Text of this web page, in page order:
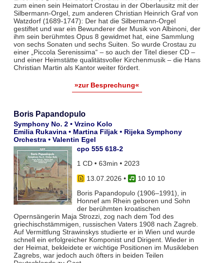
zum einen sein Heimatort Crostau in der Oberlausitz mit der
Silbermann-Orgel, zum anderen Christian Heinrich Graf von
Watzdorf (1689-1747): Der hat die Silbermann-Orgel
gestiftet und war ein Bewunderer der Musik von Albinoni, der
ihm sein berühmtes Opus 8 gewidmet hat, eine Sammlung
von sechs Sonaten und sechs Suiten. So wurde Crostau zu
einer „Piccola Serenissima“ – so auch der Titel dieser CD –
und einer Heimstätte qualitätsvoller Kirchenmusik – die Hans
Christian Martin als Kantor weiter fördert.
»zur Besprechung«
Boris Papandopulo
Symphony No. 2 • Vrzino Kolo
Emilia Rukavina • Martina Filjak • Rijeka Symphony
Orchestra • Valentin Egel
cpo 555 618-2
1 CD • 63min • 2023
13.07.2026 •
10 10 10
Boris Papandopulo (1906–1991), in
Honnef am Rhein geboren und Sohn
der berühmten kroatischen
Opernsängerin Maja Strozzi, zog nach dem Tod des
griechischstämmigen, russischen Vaters 1908 nach Zagreb.
Auf Vermittlung Strawinskys studierte er in Wien und wurde
schnell ein erfolgreicher Komponist und Dirigent. Wieder in
der Heimat, bekleidete er wichtige Positionen im Musikleben
Zagrebs, war jedoch auch öfters in beiden Teilen